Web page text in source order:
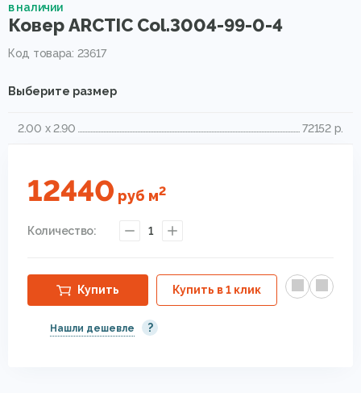
в наличии
Ковер ARСTIC Col.3004-99-0-4
Код товара: 23617
Выберите размер
2.00 x 2.90 72152 р.
12440 руб м2
Количество: 1
Купить Купить в 1 клик
Нашли дешевле ?